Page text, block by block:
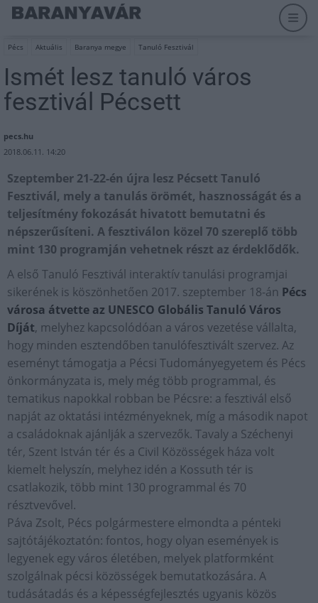
Pécs Aktuális Baranya megye Tanuló Fesztivál
Ismét lesz tanuló város
fesztivál Pécsett
pecs.hu
2018.06.11. 14:20
Szeptember 21-22-én újra lesz Pécsett Tanuló
Fesztivál, mely a tanulás örömét, hasznosságát és a
teljesítmény fokozását hivatott bemutatni és
népszerűsíteni. A fesztiválon közel 70 szereplő több
mint 130 programján vehetnek részt az érdeklődők.
A első Tanuló Fesztivál interaktív tanulási programjai
sikerének is köszönhetően 2017. szeptember 18-án Pécs
városa átvette az UNESCO Globális Tanuló Város
Díját, melyhez kapcsolódóan a város vezetése vállalta,
hogy minden esztendőben tanulófesztivált szervez. Az
eseményt támogatja a Pécsi Tudományegyetem és Pécs
önkormányzata is, mely még több programmal, és
tematikus napokkal robban be Pécsre: a fesztivál első
napját az oktatási intézményeknek, míg a második napot
a családoknak ajánlják a szervezők. Tavaly a Széchenyi
tér, Szent István tér és a Civil Közösségek háza volt
kiemelt helyszín, melyhez idén a Kossuth tér is
csatlakozik, több mint 130 programmal és 70
résztvevővel.
Páva Zsolt, Pécs polgármestere elmondta a pénteki
sajtótájékoztatón: fontos, hogy olyan események is
legyenek egy város életében, melyek platformként
szolgálnak pécsi közösségek bemutatkozására. A
tudásátadás és a képességfejlesztés ugyanis közös